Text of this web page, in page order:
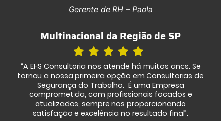
Gerente de RH – Paola
Multinacional da Região de SP
“A EHS Consultoria nos atende há muitos anos. Se
tornou a nossa primeira opção em Consultorias de
Segurança do Trabalho. É uma Empresa
comprometida, com profissionais focados e
atualizados, sempre nos proporcionando
satisfação e excelência no resultado final”.